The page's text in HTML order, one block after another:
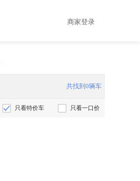
商家登录
共找到0辆车
只看特价车 只看一口价